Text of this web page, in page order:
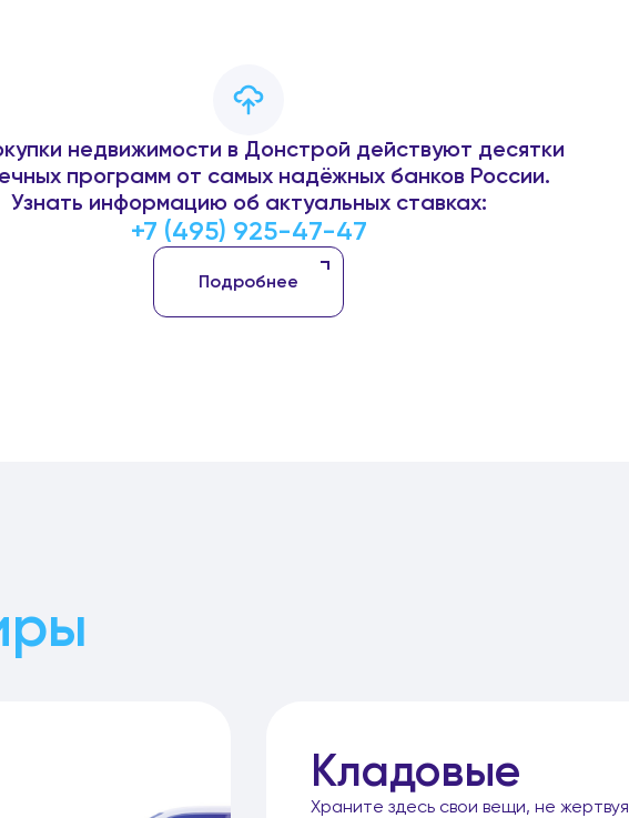
недвижимости в Донстрой действуют десятки
программ от самых надёжных банков России.
Узнать информацию об актуальных ставках:
+7 (495) 925-47-47
Подробнее
Кладовые
Храните здесь свои вещи, не жертвуя